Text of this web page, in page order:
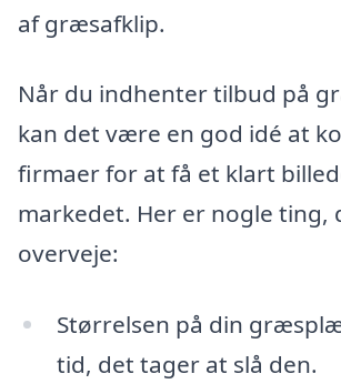
af græsafklip.
Når du indhenter tilbud på
kan det være en god idé at
firmaer for at få et klart
markedet. Her er nogle ting,
overveje:
Størrelsen på din
tid, det tager at slå den.